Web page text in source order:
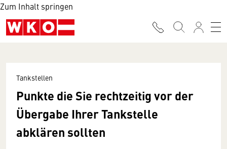
Zum Inhalt springen
Tankstellen
Punkte die Sie rechtzeitig vor der
Übergabe Ihrer Tankstelle
abklären sollten